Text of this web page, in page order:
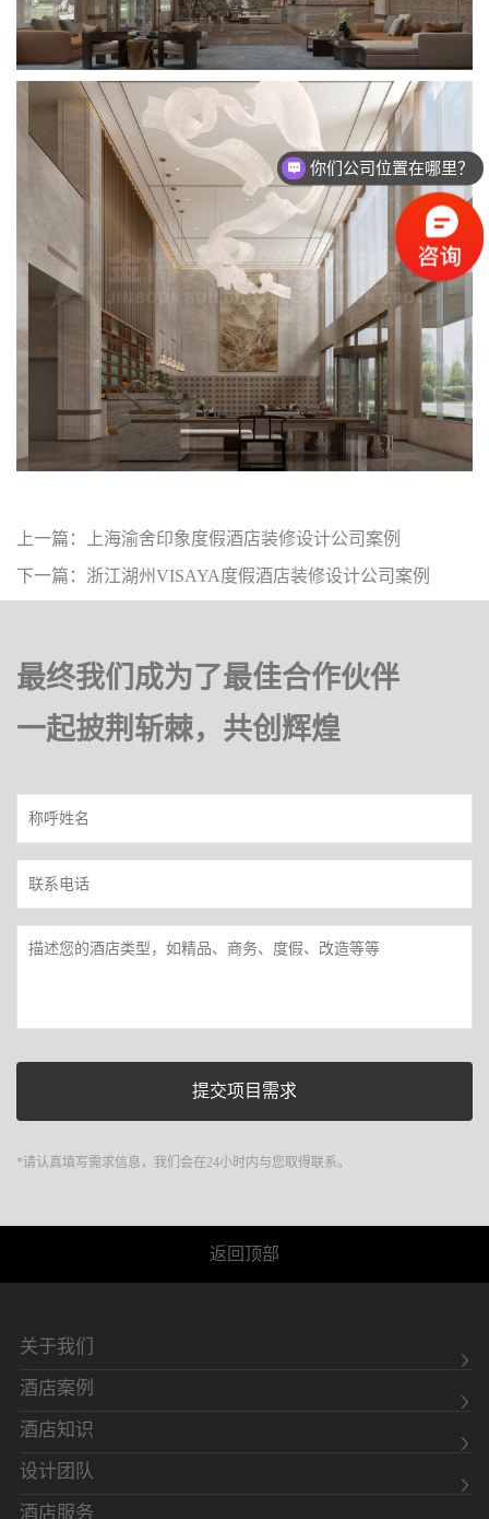
上一篇：上海渝舍印象度假酒店装修设计公司案例
下一篇：浙江湖州VISAYA度假酒店装修设计公司案例
最终我们成为了最佳合作伙伴
一起披荆斩棘，共创辉煌
*请认真填写需求信息，我们会在24小时内与您取得联系。
返回顶部
关于我们
酒店案例
酒店知识
设计团队
酒店服务
你们公司主要做什么？
你们公司位置在哪里？